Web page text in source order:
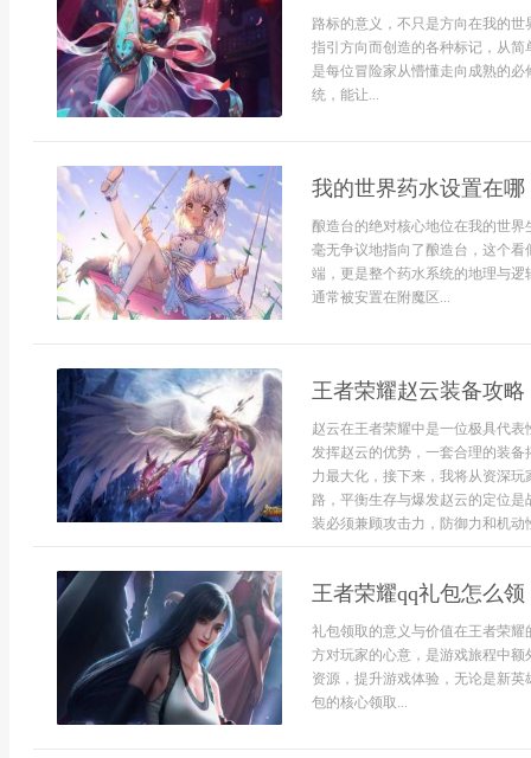
路标的意义，不只是方向在我的
指引方向而创造的各种标记，从
是每位冒险家从懵懂走向成熟的
统，能让...
我的世界药水设置在
酿造台的绝对核心地位在我的世
毫无争议地指向了酿造台，这个
端，更是整个药水系统的地理与
通常被安置在附魔区...
王者荣耀赵云装备攻
赵云在王者荣耀中是一位极具代
发挥赵云的优势，一套合理的装
力最大化，接下来，我将从资深
路，平衡生存与爆发赵云的定位
装必须兼顾攻击力，防御力和机
王者荣耀qq礼包怎么
礼包领取的意义与价值在王者荣
方对玩家的心意，是游戏旅程中
资源，提升游戏体验，无论是新
包的核心领取...